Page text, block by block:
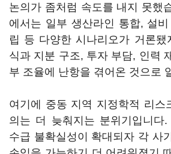
논의가 좀처럼 속도를 내지 못했
에서는 일부 생산라인 통합, 설
립 등 다양한 시나리오가 거론
식과 지분 구조, 투자 부담, 인력
부 조율에 난항을 겪어온 것으로
여기에 중동 지역 지정학적 리스
의는 더 늦춰지는 분위기입니다
수급 불확실성이 확대되자 각 사